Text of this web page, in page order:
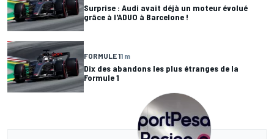
Surprise : Audi avait déjà un moteur évolué
grâce à l'ADUO à Barcelone !
FORMULE 11 m
Dix des abandons les plus étranges de la
Formule 1